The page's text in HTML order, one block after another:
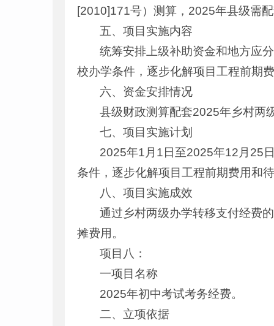
[2010]171号）测算，2025年县级需
五、项目实施内容
统筹安排上级补助资金和地方应
校办学条件，逐步化解项目工程前期
六、资金安排情况
县级财政测算配套2025年乡村两
七、项目实施计划
2025年1月1日至2025年12月25
条件，逐步化解项目工程前期费用和
八、项目实施成效
通过乡村两级办学转移支付经费
摊费用。
项目八：
一项目名称
2025年初中考试考务经费。
二、立项依据